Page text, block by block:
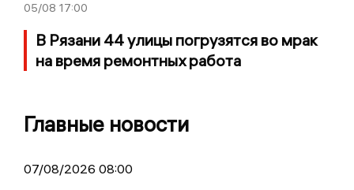
05/08 17:00
В Рязани 44 улицы погрузятся во мрак
на время ремонтных работа
Главные новости
07/08/2026 08:00